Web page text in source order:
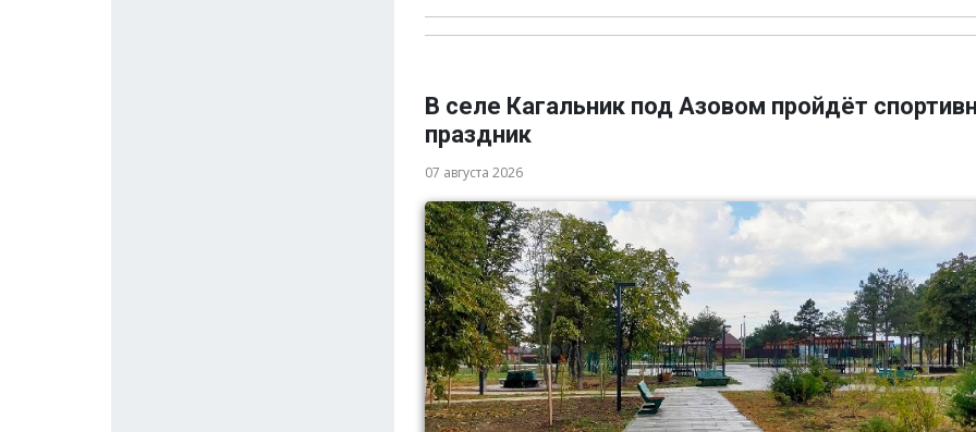
В селе Кагальник под Азовом пройдёт
праздник
07 августа 2026